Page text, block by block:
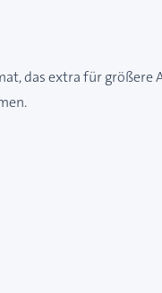
das extra für